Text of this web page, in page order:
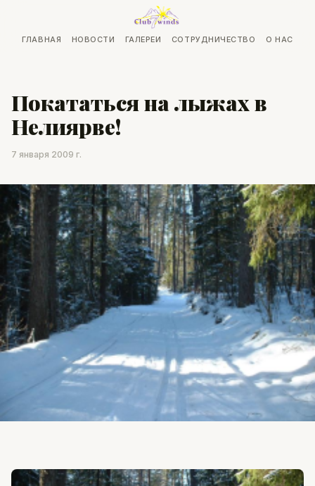
ГЛАВНАЯ НОВОСТИ ГАЛЕРЕИ СОТРУДНИЧЕСТВО О НАС
Покататься на лыжах в
Нелиярве!
7 января 2009 г.